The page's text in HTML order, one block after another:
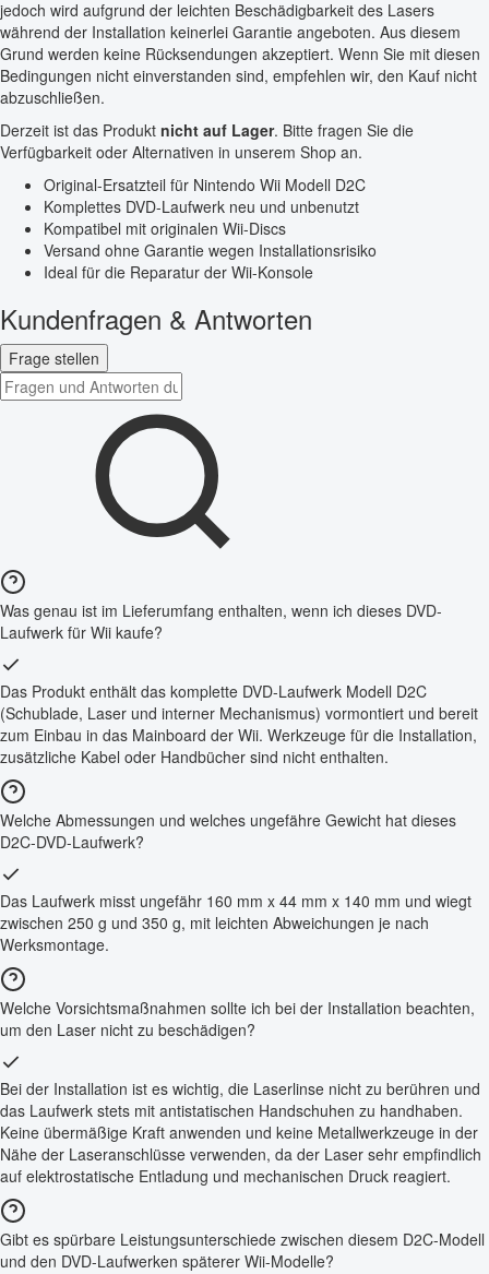
jedoch wird aufgrund der leichten Beschädigbarkeit des Lasers
während der Installation keinerlei Garantie angeboten. Aus diesem
Grund werden keine Rücksendungen akzeptiert. Wenn Sie mit diesen
Bedingungen nicht einverstanden sind, empfehlen wir, den Kauf nicht
abzuschließen.
Derzeit ist das Produkt nicht auf Lager. Bitte fragen Sie die
Verfügbarkeit oder Alternativen in unserem Shop an.
Original-Ersatzteil für Nintendo Wii Modell D2C
Komplettes DVD-Laufwerk neu und unbenutzt
Kompatibel mit originalen Wii-Discs
Versand ohne Garantie wegen Installationsrisiko
Ideal für die Reparatur der Wii-Konsole
Kundenfragen & Antworten
Frage stellen
Was genau ist im Lieferumfang enthalten, wenn ich dieses DVD-
Laufwerk für Wii kaufe?
Das Produkt enthält das komplette DVD-Laufwerk Modell D2C
(Schublade, Laser und interner Mechanismus) vormontiert und bereit
zum Einbau in das Mainboard der Wii. Werkzeuge für die Installation,
zusätzliche Kabel oder Handbücher sind nicht enthalten.
Welche Abmessungen und welches ungefähre Gewicht hat dieses
D2C-DVD-Laufwerk?
Das Laufwerk misst ungefähr 160 mm x 44 mm x 140 mm und wiegt
zwischen 250 g und 350 g, mit leichten Abweichungen je nach
Werksmontage.
Welche Vorsichtsmaßnahmen sollte ich bei der Installation beachten,
um den Laser nicht zu beschädigen?
Bei der Installation ist es wichtig, die Laserlinse nicht zu berühren und
das Laufwerk stets mit antistatischen Handschuhen zu handhaben.
Keine übermäßige Kraft anwenden und keine Metallwerkzeuge in der
Nähe der Laseranschlüsse verwenden, da der Laser sehr empfindlich
auf elektrostatische Entladung und mechanischen Druck reagiert.
Gibt es spürbare Leistungsunterschiede zwischen diesem D2C-Modell
und den DVD-Laufwerken späterer Wii-Modelle?